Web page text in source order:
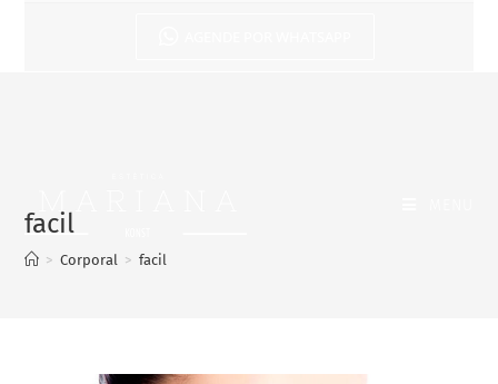
facil
> Corporal > facil